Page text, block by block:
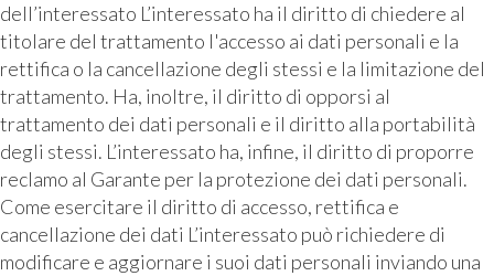
dell’interessato L’interessato ha il diritto di chiedere al
titolare del trattamento l'accesso ai dati personali e la
rettifica o la cancellazione degli stessi e la limitazione del
trattamento. Ha, inoltre, il diritto di opporsi al
trattamento dei dati personali e il diritto alla portabilità
degli stessi. L’interessato ha, infine, il diritto di proporre
reclamo al Garante per la protezione dei dati personali.
Come esercitare il diritto di accesso, rettifica e
cancellazione dei dati L’interessato può richiedere di
modificare e aggiornare i suoi dati personali inviando una